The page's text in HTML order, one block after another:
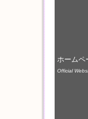
ホームペ
Official